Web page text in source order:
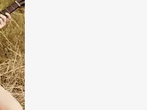
以不断委